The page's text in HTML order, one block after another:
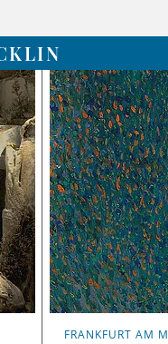
FRANKFURT AM